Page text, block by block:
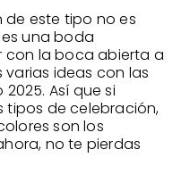
este tipo no es
es una boda
con la boca abierta a
ideas con las
Así que si
tipos de celebración,
son los
no te pierdas